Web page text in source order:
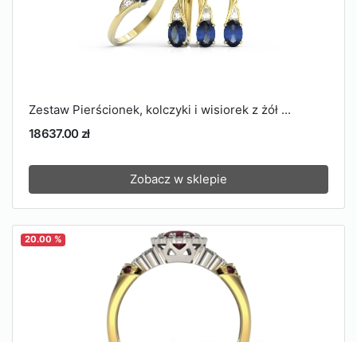
Zestaw Pierścionek, kolczyki i wisiorek z żół ...
18637.00 zł
Zobacz w sklepie
20.00 %